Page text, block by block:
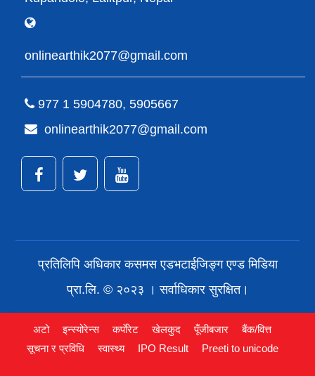
onlinearthik2077@gmail.com
977 1 5904780, 5905667
onlinearthik2077@gmail.com
प्रतिलिपि अधिकार कसमस एडभटाईजिङ्ग एण्ड मिडिया
प्रा.लि. © २०२३ । सर्वाधिकार सुरक्षित।
अटो इन्स्योरेन्स कर्पाेरेट खेलकुद पूँजीबजार
बैंक/वित्त
सूचना र प्रविधि
स्वास्थ्य IPO Result Preeti to unicode